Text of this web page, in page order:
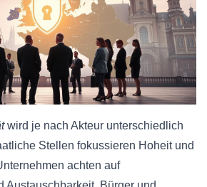
wird je nach Akteur unterschiedlich
Stellen fokussieren Hoheit und
achten auf